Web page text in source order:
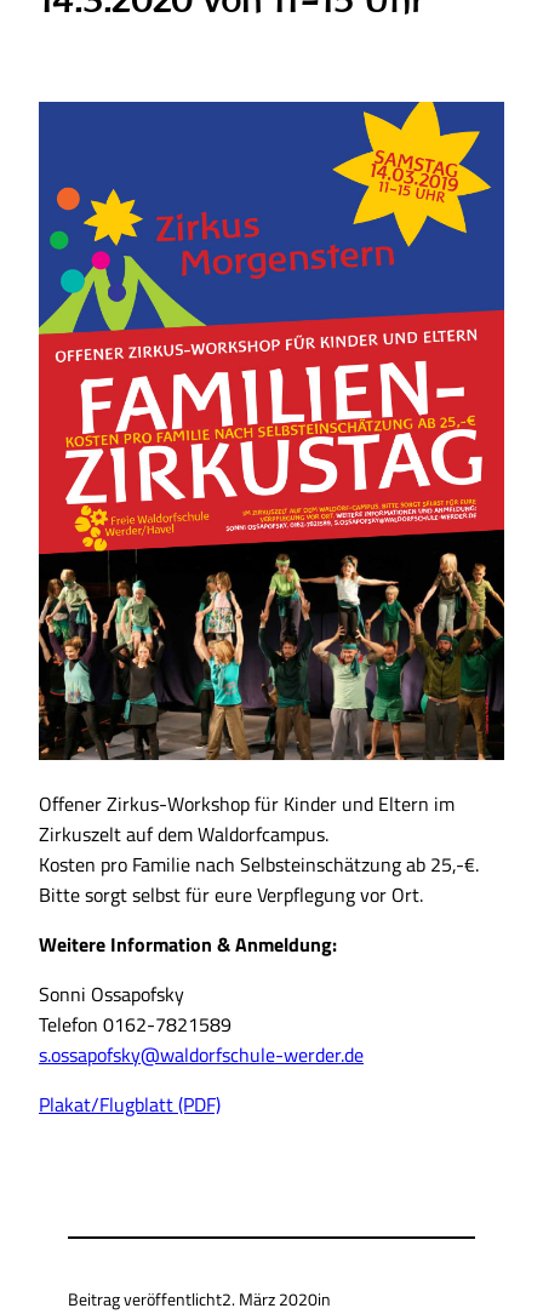
Offener Zirkus-Workshop für Kinder und Eltern im
Zirkuszelt auf dem Waldorfcampus.
Kosten pro Familie nach Selbsteinschätzung ab 25,-€.
Bitte sorgt selbst für eure Verpflegung vor Ort.
Weitere Information & Anmeldung:
Sonni Ossapofsky
Telefon 0162-7821589
s.ossapofsky@waldorfschule-werder.de
Plakat/Flugblatt (PDF)
Beitrag veröffentlicht2. März 2020in